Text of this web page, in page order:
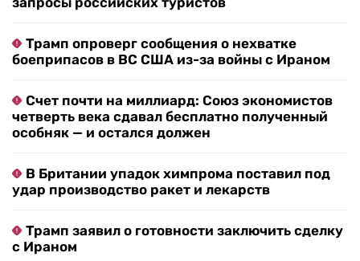
Трамп опроверг сообщения о нехватке
боеприпасов в ВС США из-за войны с Ираном
Счет почти на миллиард: Союз экономистов
четверть века сдавал бесплатно полученный
особняк — и остался должен
В Британии упадок химпрома поставил под
удар производство ракет и лекарств
Трамп заявил о готовности заключить сделку
с Ираном